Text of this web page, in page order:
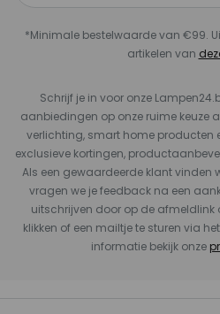
*Minimale bestelwaarde van €99.
artikelen van
Schrijf je in voor onze
aanbiedingen op onze ruime keuze
verlichting, smart home producten
exclusieve kortingen,
Als een gewaardeerde klant vinden
vragen we je feedback na een
uitschrijven door op de afmeldlink
klikken of een mailtje te sturen via het
informatie bekijk onze